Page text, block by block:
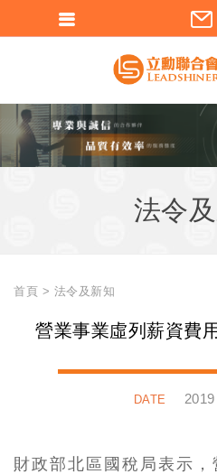
法令
首頁 法令及新知
營業事業虛列薪資費
財政部北區國稅局表示